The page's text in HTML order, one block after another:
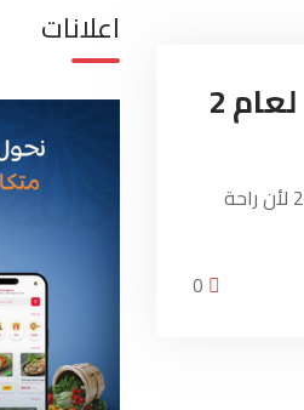
ممرضة للمسنين في المنزل لعام 2
🧕 ممرضة للمسنين في المنزل لعام 2025 – 2026 لأن راحة
اعلانات